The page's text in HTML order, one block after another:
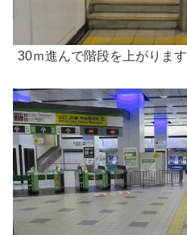
30ｍ進んで階段を上がります